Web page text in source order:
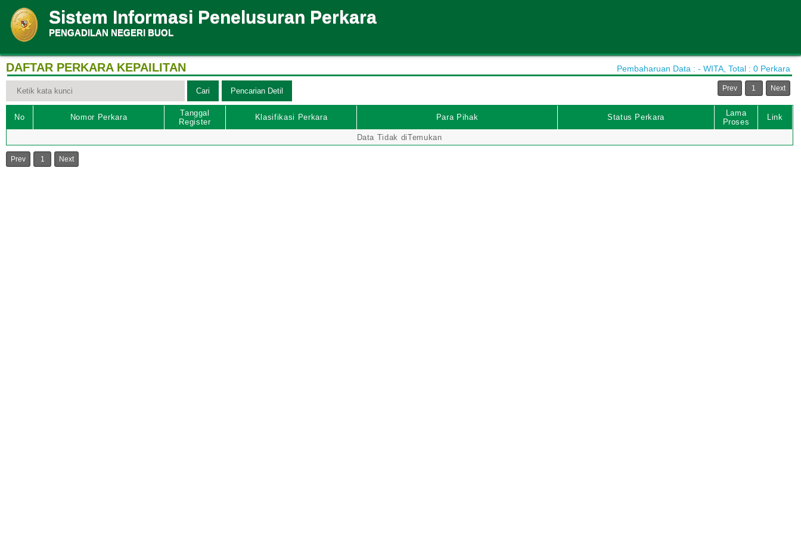
Sistem Informasi Penelusuran Perkara
PENGADILAN NEGERI BUOL
DAFTAR PERKARA KEPAILITAN Pembaharuan Data : - WITA, Total : 0 Perkara
Prev 1 Next
No Nomor Perkara
Tanggal
Register
Klasifikasi Perkara Para Pihak Status Perkara
Lama
Proses
Link
Data Tidak diTemukan
Prev 1 Next